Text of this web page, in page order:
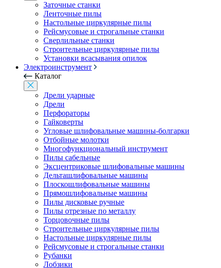
Заточные станки
Ленточные пилы
Настольные циркулярные пилы
Рейсмусовые и строгальные станки
Сверлильные станки
Строительные циркулярные пилы
Установки всасывания опилок
Электроинструмент
Каталог
Дрели ударные
Дрели
Перфораторы
Гайковерты
Угловые шлифовальные машины-болгарки
Отбойные молотки
Многофункциональный инструмент
Пилы сабельные
Эксцентриковые шлифовальные машины
Дельташлифовальные машины
Плоскошлифовальные машины
Прямошлифовальные машины
Пилы дисковые ручные
Пилы отрезные по металлу
Торцовочные пилы
Строительные циркулярные пилы
Настольные циркулярные пилы
Рейсмусовые и строгальные станки
Рубанки
Лобзики